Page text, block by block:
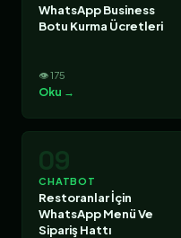
WhatsApp Business
Botu Kurma Ücretleri
👁 175
Oku →
09
CHATBOT
Restoranlar İçin
WhatsApp Menü Ve
Sipariş Hattı